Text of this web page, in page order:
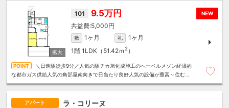
NEW
101 9.5万円
5,000円
敷 1ヶ月 礼
1ヶ月
1階 1LDK（51.42ｍ 2）
＼日進駅徒歩9分／人気の駅チカ旭化成施工のへーベルメゾン経済的
な都市ガス供給人気の角部屋南向きで日当たり良好人気の設備が豊富～住むこ
アパート ラ・コリーヌ